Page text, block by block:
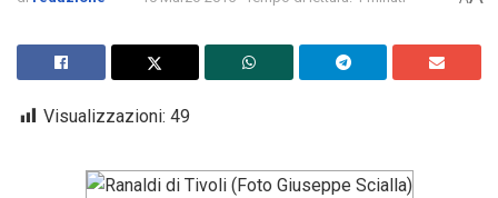
Visualizzazioni: 49